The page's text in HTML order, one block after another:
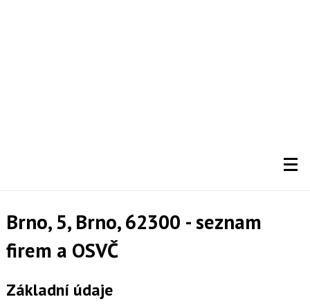
Brno, 5, Brno, 62300 - seznam
firem a OSVČ
Základní údaje